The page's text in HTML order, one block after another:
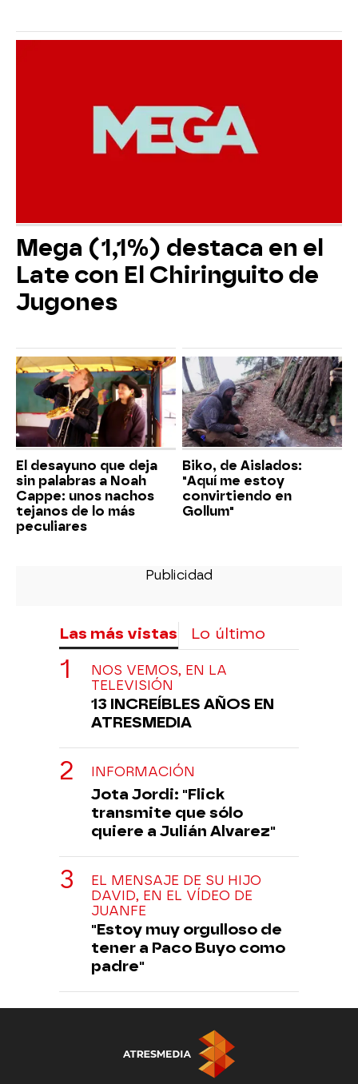
Mega (1,1%) destaca en el
Late con El Chiringuito de
Jugones
El desayuno que deja
sin palabras a Noah
Cappe: unos nachos
tejanos de lo más
peculiares
Biko, de Aislados:
"Aquí me estoy
convirtiendo en
Gollum"
Las más vistas Lo último
NOS VEMOS, EN LA
TELEVISIÓN
13 INCREÍBLES AÑOS EN
ATRESMEDIA
INFORMACIÓN
Jota Jordi: "Flick
transmite que sólo
quiere a Julián Alvarez"
EL MENSAJE DE SU HIJO
DAVID, EN EL VÍDEO DE
JUANFE
"Estoy muy orgulloso de
tener a Paco Buyo como
padre"